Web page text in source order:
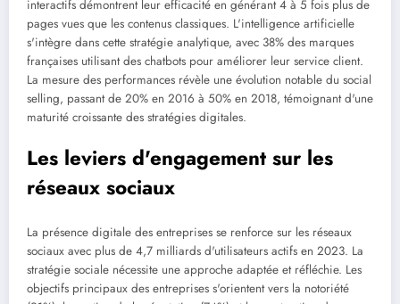
interactifs démontrent leur efficacité en générant 4 à 5 fois plus de
pages vues que les contenus classiques. L'intelligence artificielle
s'intègre dans cette stratégie analytique, avec 38% des marques
françaises utilisant des chatbots pour améliorer leur service client.
La mesure des performances révèle une évolution notable du social
selling, passant de 20% en 2016 à 50% en 2018, témoignant d'une
maturité croissante des stratégies digitales.
Les leviers d'engagement sur les
réseaux sociaux
La présence digitale des entreprises se renforce sur les réseaux
sociaux avec plus de 4,7 milliards d'utilisateurs actifs en 2023. La
stratégie sociale nécessite une approche adaptée et réfléchie. Les
objectifs principaux des entreprises s'orientent vers la notoriété